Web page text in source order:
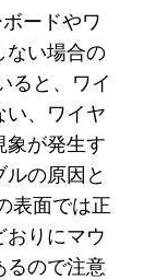
ードやワ
ない場合の
ると、ワイ
い、ワイヤ
象が発生す
の原因と
表面では正
おりにマウ
るので注意